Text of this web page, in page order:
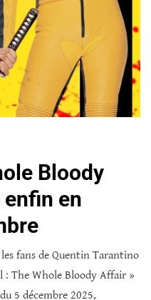
Bloody
en
fans de Quentin Tarantino
The Whole Bloody Affair »
5 décembre 2025,